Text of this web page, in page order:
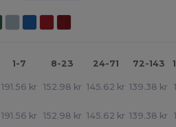
1-7 8-23 24-71 72-143
191.56 kr 152.98 kr 145.62 kr 139.38 kr
191.56 kr 152.98 kr 145.62 kr 139.38 kr